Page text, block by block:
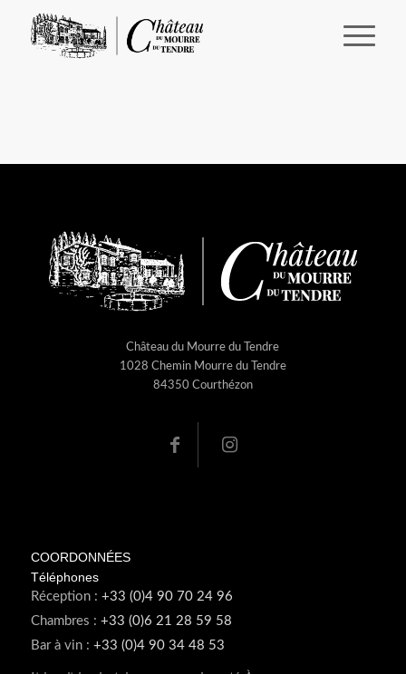
Château du Mourre du Tendre
1028 Chemin Mourre du Tendre
84350 Courthézon
COORDONNÉES
Téléphones
Réception : +33 (0)4 90 70 24 96
Chambres : +33 (0)6 21 28 59 58
Bar à vin : +33 (0)4 90 34 48 53